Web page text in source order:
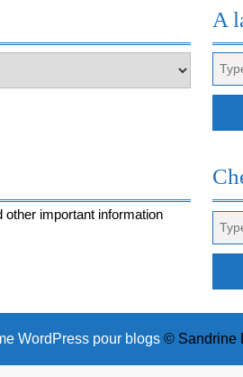
A
for:
important information
for:
WordPress pour blogs© Sandrine